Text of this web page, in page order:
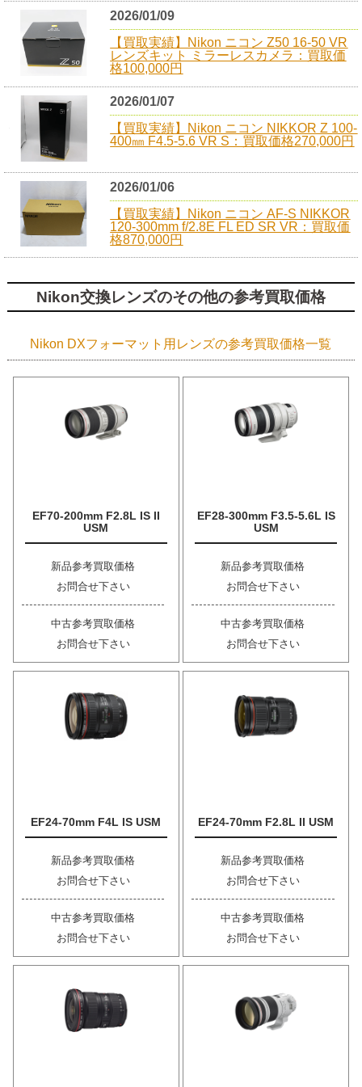
2026/01/09
【買取実績】Nikon ニコン Z50 16-50 VR
レンズキット ミラーレスカメラ：買取価
格100,000円
2026/01/07
【買取実績】Nikon ニコン NIKKOR Z 100-
400㎜ F4.5-5.6 VR S：買取価格270,000円
2026/01/06
【買取実績】Nikon ニコン AF-S NIKKOR
120-300mm f/2.8E FL ED SR VR：買取価
格870,000円
Nikon交換レンズのその他の参考買取価格
Nikon DXフォーマット用レンズの参考買取価格一覧
EF70-200mm F2.8L IS II
USM
新品参考買取価格
お問合せ下さい
中古参考買取価格
お問合せ下さい
EF28-300mm F3.5-5.6L IS
USM
新品参考買取価格
お問合せ下さい
中古参考買取価格
お問合せ下さい
EF24-70mm F4L IS USM
新品参考買取価格
お問合せ下さい
中古参考買取価格
お問合せ下さい
EF24-70mm F2.8L II USM
新品参考買取価格
お問合せ下さい
中古参考買取価格
お問合せ下さい